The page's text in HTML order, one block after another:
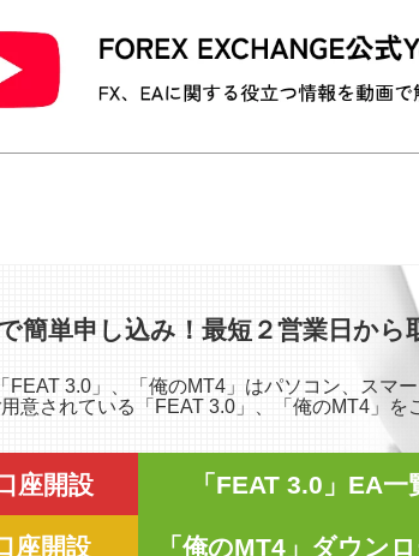
簡単申し込み！最短２営業日から
3.0」、「俺のMT4」はパソコン、スマ
意されている「FEAT 3.0」、「俺のMT4」を
座開設 「FEAT 3.0」EA一
座開設 「俺のMT4」ダウン